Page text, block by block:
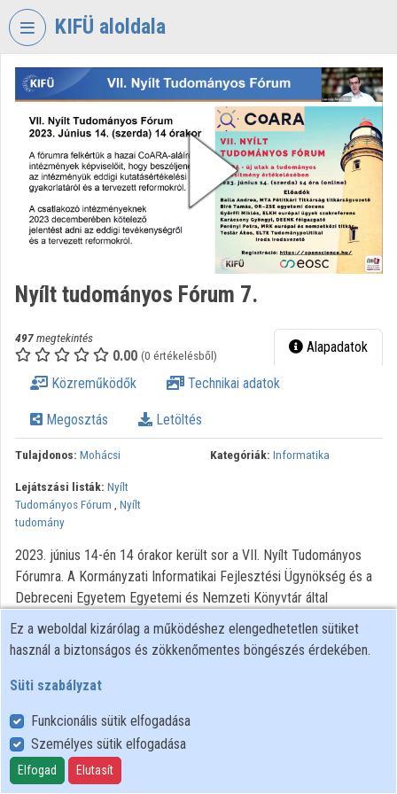
Fejléc kihagyása
KIFÜ aloldala
VIDEO TORIUM
KORMÁNYZATI
INFORMATIKAI
FEJLESZTÉSI
ÜGYNÖKSÉG
Intézményi kezdőlap
Intézményi felfedezés
Kategóriák
Intézményi listák
Intézmények
Közreműködők
Nyílt tudományos Fórum 7.
497megtekintés
0.00 (0 értékelésből) Alapadatok
Közreműködők Technikai adatok
Megosztás Letöltés
Tulajdonos: Mohácsi Kategóriák: Informatika
Lejátszási listák: Nyílt
Tudományos Fórum , Nyílt
tudomány
2023. június 14-én 14 órakor került sor a VII. Nyílt Tudományos
Fórumra. A Kormányzati Informatikai Fejlesztési Ügynökség és a
Debreceni Egyetem Egyetemi és Nemzeti Könyvtár által
szervezett online fórum témája ezúttal a kutatási teljesítmény
mérésének lehetséges reformja volt. A témához a Coalition for
Advancing Research Assessment (CoARA) kezdeményezéshez
aláírással csatlakozó hat szervezet képviselői mutatják be saját
val kapcsolatban.
Felhasználói szabályzat
Ez a weboldal kizárólag a működéshez elengedhetetlen sütiket
használ a biztonságos és zökkenőmentes böngészés érdekében.
Süti szabályzat
Funkcionális sütik elfogadása
Személyes sütik elfogadása
Elfogad Elutasít